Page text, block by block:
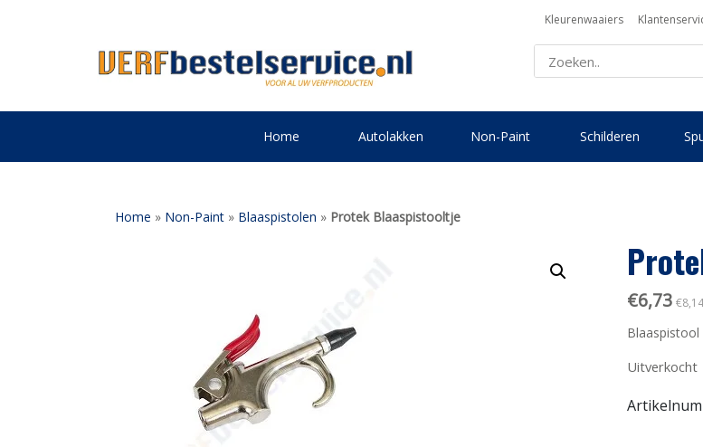
Kleurenwaaiers
Home Autolakken Non-Paint Schilderen
Home » Non-Paint » Blaaspistolen » Protek Blaaspistooltje
€6,73 €8,14
Uitverkocht